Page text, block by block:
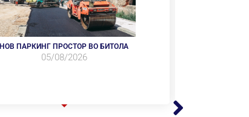
НОВ ПАРКИНГ ПРОСТОР ВО БИТОЛА
05/08/2026